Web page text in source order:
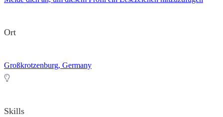
Ort
Großkrotzenburg, Germany
Skills